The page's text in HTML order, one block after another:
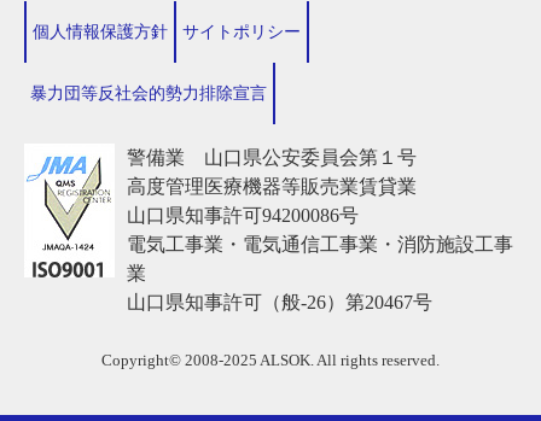
個人情報保護方針 サイトポリシー
暴力団等反社会的勢力排除宣言
警備業 山口県公安委員会第１号
高度管理医療機器等販売業賃貸業
山口県知事許可94200086号
電気工事業・電気通信工事業・消防施設工事
業
山口県知事許可（般-26）第20467号
Copyright© 2008-2025 ALSOK. All rights reserved.